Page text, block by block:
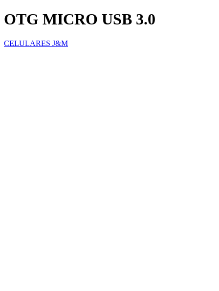
OTG MICRO USB 3.0
CELULARES J&M